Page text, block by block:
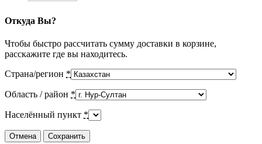
Откуда Вы?
Чтобы быстро рассчитать сумму доставки в корзине,
расскажите где вы находитесь.
Страна/регион *
Область / район *
Населённый пункт *
Отмена Сохранить